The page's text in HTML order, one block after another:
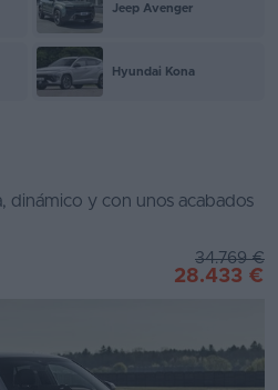
Jeep Avenger
Hyundai Kona
dinámico y con unos acabados
34.769 €
28.433 €